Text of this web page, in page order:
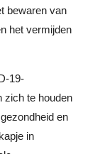
bewaren van
het vermijden
19-
zich te houden
en
in